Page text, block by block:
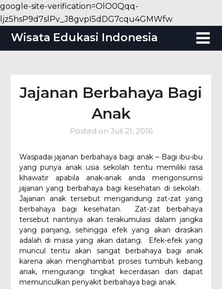
google-site-verification=OlO0Qqq-
ljz5hsP9d7slPv_J8gvpI5dDG7cqu4GMWfwSkip
content
Wisata Edukasi Indonesia
Jajanan Berbahaya Bagi
Anak
Posted on Juli 21, 2016
Waspadai jajanan berbahaya bagi anak – Bagi ibu-ibu
yang punya anak usia sekolah tentu memiliki rasa
khawatir apabila anak-anak anda mengonsumsi
jajanan yang berbahaya bagi kesehatan di sekolah.
Jajanan anak tersebut mengandung zat-zat yang
berbahaya bagi kesehatan. Zat-zat berbahaya
tersebut nantinya akan terakumulasi dalam jangka
yang panjang, sehingga efek yang akan diraskan
adalah di masa yang akan datang. Efek-efek yang
muncul tentu akan sangat berbahaya bagi anak
karena akan menghambat proses tumbuh kebang
anak, mengurangi tingkat kecerdasan dan dapat
memunculkan penyakit berbahaya bagi anak.